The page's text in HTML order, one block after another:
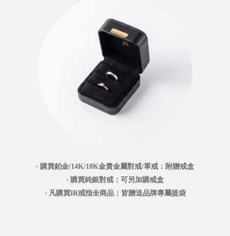
‧ 購買鉑金/14K/18K金貴金屬對戒/單戒：附贈戒盒
‧ 購買純銀對戒：可另加購戒盒
‧ 凡購買IR戒指全商品：皆贈送品牌專屬提袋